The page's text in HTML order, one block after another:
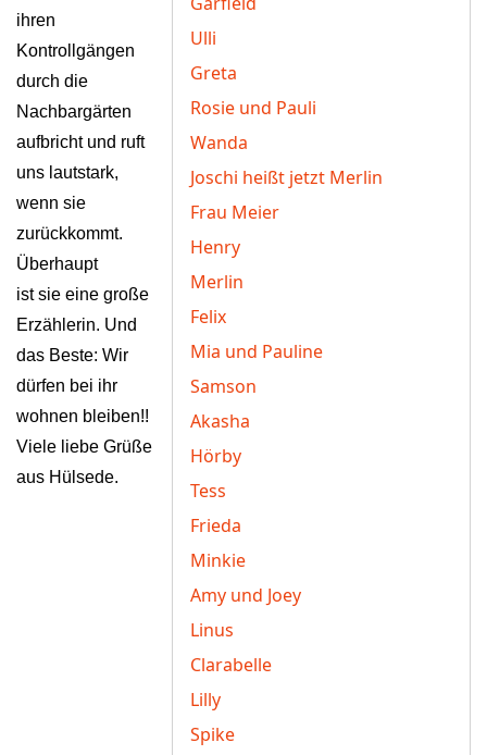
Ulli
Greta
Rosie und Pauli
Wanda
Joschi heißt jetzt Merlin
Frau Meier
Henry
Merlin
Felix
Mia und Pauline
Samson
Akasha
Hörby
Tess
Frieda
Minkie
Amy und Joey
Linus
Clarabelle
Lilly
Spike
ihren
Kontrollgängen
durch die
Nachbargärten
aufbricht und ruft
uns lautstark,
wenn sie
zurückkommt.
Überhaupt
ist sie eine große
Erzählerin. Und
das Beste: Wir
dürfen bei ihr
wohnen bleiben!!
Viele liebe Grüße
aus Hülsede.